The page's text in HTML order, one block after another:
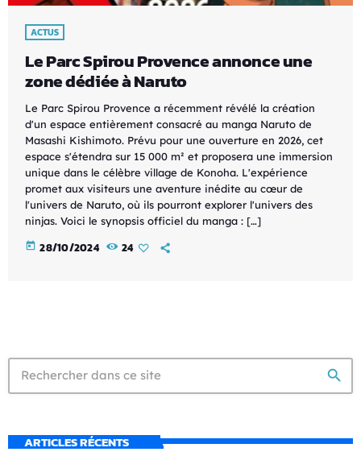
ACTUS
Le Parc Spirou Provence annonce une
zone dédiée à Naruto
Le Parc Spirou Provence a récemment révélé la création
d'un espace entièrement consacré au manga Naruto de
Masashi Kishimoto. Prévu pour une ouverture en 2026, cet
espace s'étendra sur 15 000 m² et proposera une immersion
unique dans le célèbre village de Konoha. L'expérience
promet aux visiteurs une aventure inédite au cœur de
l'univers de Naruto, où ils pourront explorer l'univers des
ninjas. Voici le synopsis officiel du manga : […]
today 28/10/2024 24
search
ARTICLES RÉCENTS